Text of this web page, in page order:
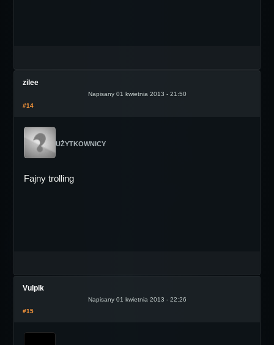
zilee
Napisany 01 kwietnia 2013 - 21:50
#14
UŻYTKOWNICY
Fajny trolling
Vulpik
Napisany 01 kwietnia 2013 - 22:26
#15